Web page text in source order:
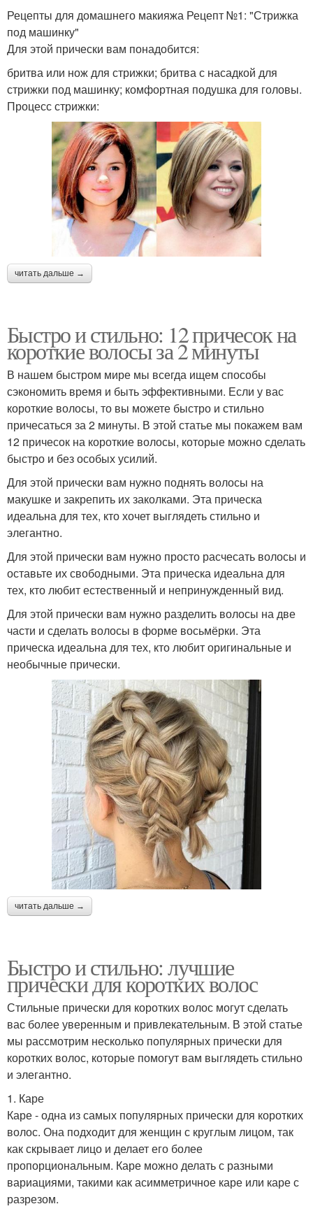
Рецепты для домашнего макияжа Рецепт №1: "Стрижка
под машинку"
Для этой прически вам понадобится:
бритва или нож для стрижки; бритва с насадкой для
стрижки под машинку; комфортная подушка для головы.
Процесс стрижки:
читать дальше →
Быстро и стильно: 12 причесок на
короткие волосы за 2 минуты
В нашем быстром мире мы всегда ищем способы
сэкономить время и быть эффективными. Если у вас
короткие волосы, то вы можете быстро и стильно
причесаться за 2 минуты. В этой статье мы покажем вам
12 причесок на короткие волосы, которые можно сделать
быстро и без особых усилий.
Для этой прически вам нужно поднять волосы на
макушке и закрепить их заколками. Эта прическа
идеальна для тех, кто хочет выглядеть стильно и
элегантно.
Для этой прически вам нужно просто расчесать волосы и
оставьте их свободными. Эта прическа идеальна для
тех, кто любит естественный и непринужденный вид.
Для этой прически вам нужно разделить волосы на две
части и сделать волосы в форме восьмёрки. Эта
прическа идеальна для тех, кто любит оригинальные и
необычные прически.
читать дальше →
Быстро и стильно: лучшие
прически для коротких волос
Стильные прически для коротких волос могут сделать
вас более уверенным и привлекательным. В этой статье
мы рассмотрим несколько популярных прически для
коротких волос, которые помогут вам выглядеть стильно
и элегантно.
1. Каре
Каре - одна из самых популярных прически для коротких
волос. Она подходит для женщин с круглым лицом, так
как скрывает лицо и делает его более
пропорциональным. Каре можно делать с разными
вариациями, такими как асимметричное каре или каре с
разрезом.